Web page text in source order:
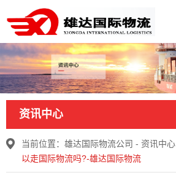
资讯中心
当前位置： 雄达国际物流公司 - 资讯中心
以走国际物流吗?-雄达国际物流